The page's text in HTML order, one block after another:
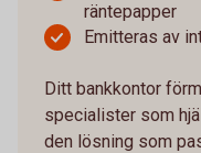
räntepapper
Emitteras av
Ditt bankkontor
specialister som
den lösning som